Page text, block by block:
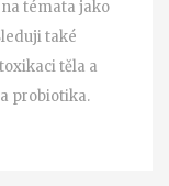
témata jako
také
těla a
probiotika.